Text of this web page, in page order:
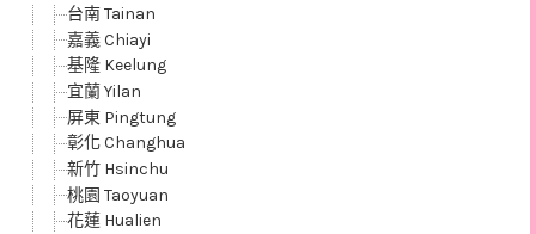
台南 Tainan
嘉義 Chiayi
基隆 Keelung
宜蘭 Yilan
屏東 Pingtung
彰化 Changhua
新竹 Hsinchu
桃園 Taoyuan
花蓮 Hualien